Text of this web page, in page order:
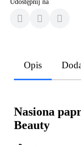
Udostępnij na
Opis
Nasiona
Beauty